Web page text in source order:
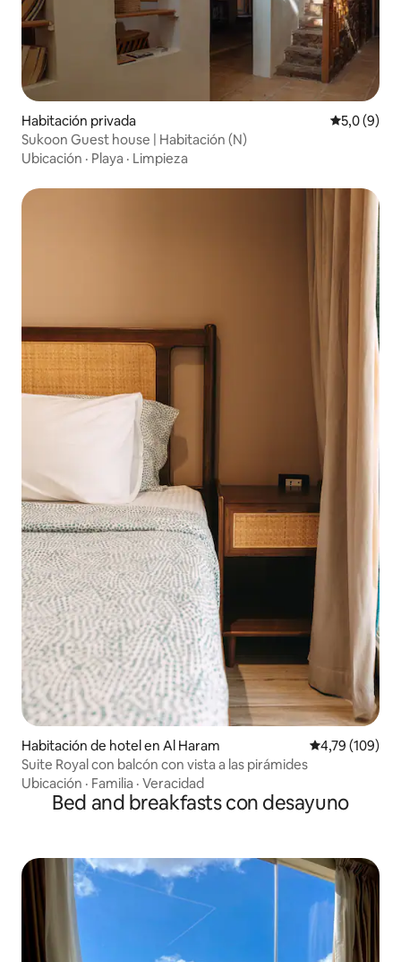
Habitación privada
5,0 (9)
Sukoon Guest house | Habitación (N)
Ubicación · Playa · Limpieza
Habitación de hotel en Al Haram Calificación
4,79 (109)
Suite Royal con balcón con vista a las pirámides
Ubicación · Familia · Veracidad
Bed and breakfasts con desayuno